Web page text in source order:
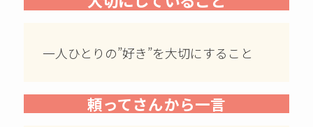
一人ひとりの”好き”を大切にすること
頼ってさんから一言